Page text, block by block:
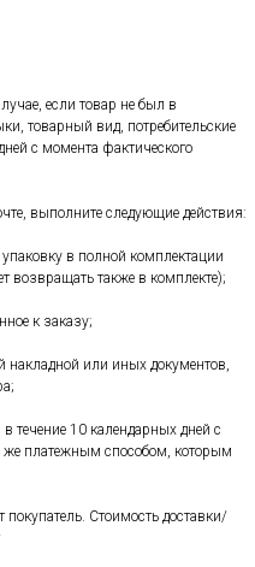
если товар не был в
товарный вид, потребительские
с момента фактического
выполните следующие действия:
в полной комплектации
возвращать также в комплекте);
к заказу;
накладной или иных документов,
течение 10 календарных дней с
же платежным способом, которым
покупатель. Стоимость доставки/